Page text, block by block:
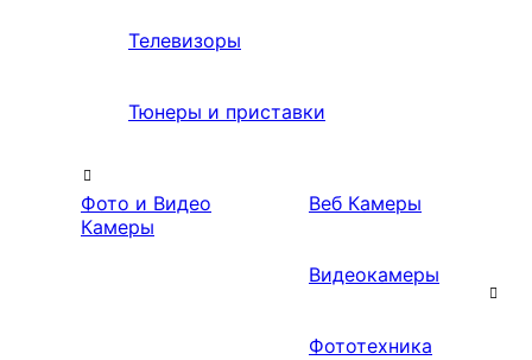
Телевизоры
Тюнеры и приставки
Фото и Видео
Камеры
Веб Камеры
Видеокамеры
Фототехника